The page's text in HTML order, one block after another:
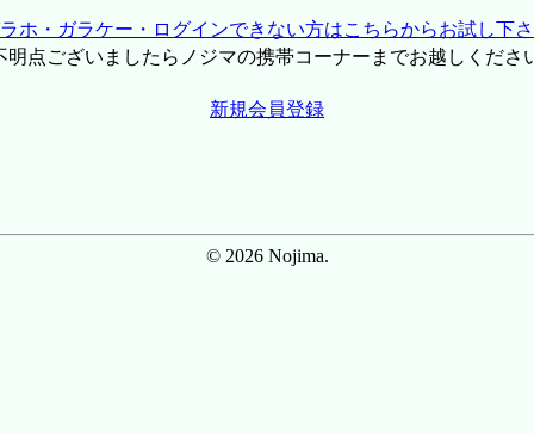
ホ・ガラケー・ログインできない方はこちらからお試し下
点ございましたらノジマの携帯コーナーまでお越しくださ
新規会員登録
© 2026 Nojima.